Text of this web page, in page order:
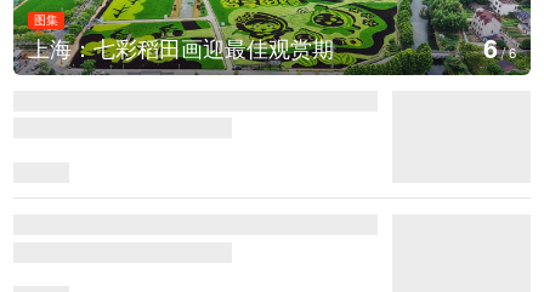
：七彩稻田画迎最佳观赏期
图集
厄瓜
1/6